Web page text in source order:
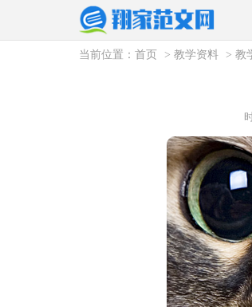
当前位置： 首页 > 教学资料 > 教